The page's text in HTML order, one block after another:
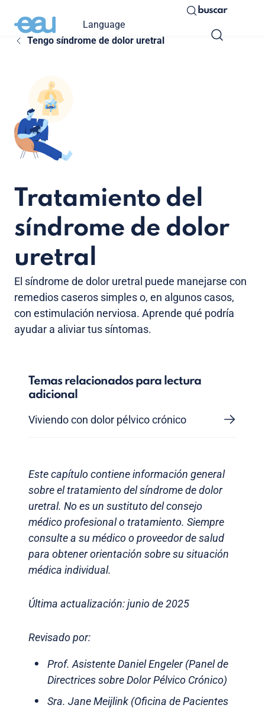
Language
buscar
Tengo síndrome de dolor uretral
Tratamiento del
síndrome de dolor
uretral
El síndrome de dolor uretral puede manejarse con
remedios caseros simples o, en algunos casos,
con estimulación nerviosa. Aprende qué podría
ayudar a aliviar tus síntomas.
Temas relacionados para lectura
adicional
Viviendo con dolor pélvico crónico
Este capítulo contiene información general
sobre el tratamiento del síndrome de dolor
uretral. No es un sustituto del consejo
médico profesional o tratamiento. Siempre
consulte a su médico o proveedor de salud
para obtener orientación sobre su situación
médica individual.
Última actualización: junio de 2025
Revisado por:
Prof. Asistente Daniel Engeler (Panel de
Directrices sobre Dolor Pélvico Crónico)
Sra. Jane Meijlink (Oficina de Pacientes